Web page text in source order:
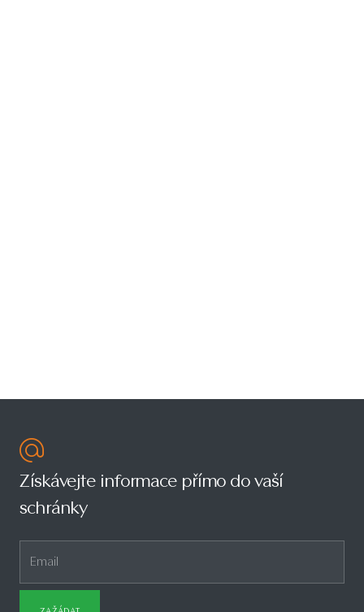
Získávejte informace přímo do vaší
schránky